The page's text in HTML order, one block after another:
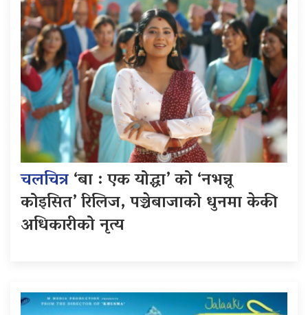
चलचित्र‘बा : एक योद्धा’ को ‘नभन्नू
कोइसित’ रिलिज, पञ्चेबाजाको धुनमा केकी
अधिकारीको नृत्य